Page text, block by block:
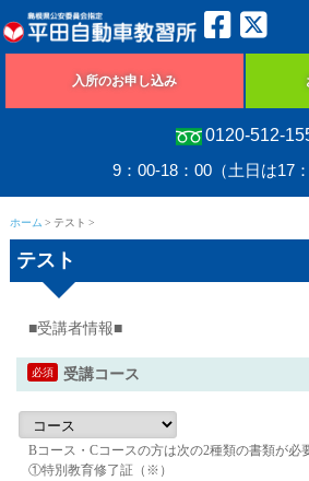
0120-512-
9：00-18：00（土日は17：
入所のお申し込み
ホーム テスト
テスト
■受講者情報■
必須 受講コース
Bコース・Cコースの方は次の2種類の書類が必
①特別教育修了証（※）